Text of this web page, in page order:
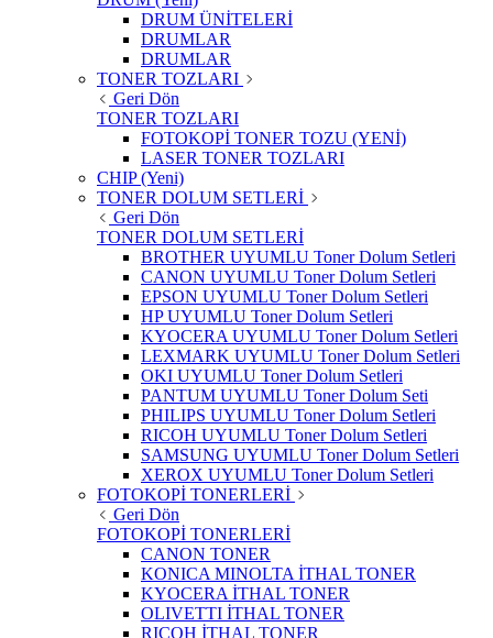
DRUM ÜNİTELERİ
DRUMLAR
DRUMLAR
TONER TOZLARI
Geri Dön
TONER TOZLARI
FOTOKOPİ TONER TOZU (YENİ)
LASER TONER TOZLARI
CHIP (Yeni)
TONER DOLUM SETLERİ
Geri Dön
TONER DOLUM SETLERİ
BROTHER UYUMLU Toner Dolum Setleri
CANON UYUMLU Toner Dolum Setleri
EPSON UYUMLU Toner Dolum Setleri
HP UYUMLU Toner Dolum Setleri
KYOCERA UYUMLU Toner Dolum Setleri
LEXMARK UYUMLU Toner Dolum Setleri
OKI UYUMLU Toner Dolum Setleri
PANTUM UYUMLU Toner Dolum Seti
PHILIPS UYUMLU Toner Dolum Setleri
RICOH UYUMLU Toner Dolum Setleri
SAMSUNG UYUMLU Toner Dolum Setleri
XEROX UYUMLU Toner Dolum Setleri
FOTOKOPİ TONERLERİ
Geri Dön
FOTOKOPİ TONERLERİ
CANON TONER
KONICA MINOLTA İTHAL TONER
KYOCERA İTHAL TONER
OLIVETTI İTHAL TONER
RICOH İTHAL TONER